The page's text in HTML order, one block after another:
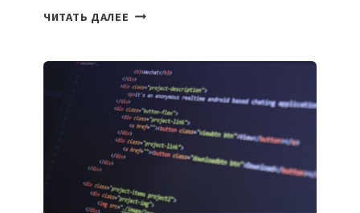
ЧИТАТЬ ДАЛЕЕ ТАСК-
ПОЛЕЗНЫХ
ИНСТРУМЕНТОВ
ДЛЯ
РАБОТЫ